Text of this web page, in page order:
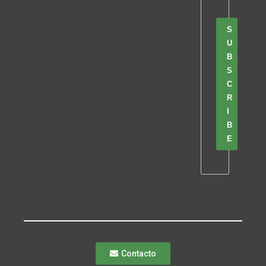
S
U
B
S
C
R
B
E
Contacto